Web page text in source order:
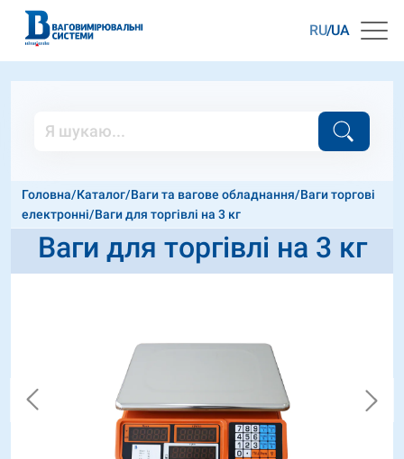
RU UA
Головна/Каталог/Ваги та вагове обладнання/Ваги торгові
електронні/Ваги для торгівлі на 3 кг
Ваги для торгівлі на 3 кг